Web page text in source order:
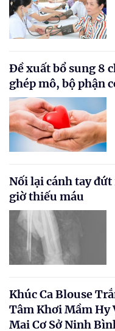
Đề xuất bổ sung 8
ghép mô, bộ phận
Nối lại cánh tay đứt
giờ thiếu máu
Khúc Ca Blouse
Tâm Khơi Mầm Hy
Mai Cơ Sở Ninh